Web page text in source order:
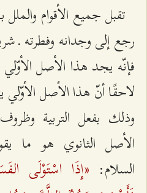
تقبل جميع الأقوام والملل
رجع إلى وجدانه وفطرته ـ
فإنّه يجد هذا الأصل
لاحقًا أنّ هذا الأصل
وذلك بفعل التربية
الأصل الثانوي هو ما
السلام: «إِذَا اسْتَوْلَى